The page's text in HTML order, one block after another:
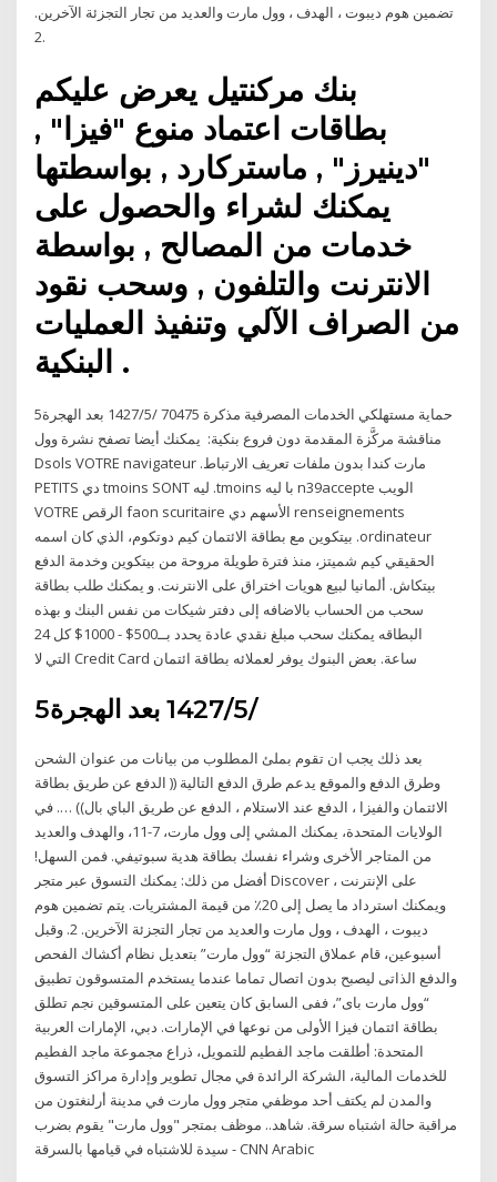
تضمين هوم ديبوت ، الهدف ، وول مارت والعديد من تجار التجزئة الآخرين.
2.
بنك مركنتيل يعرض عليكم
بطاقات اعتماد منوع "فيزا" ,
"دينيرز" , ماستركارد , بواسطتها
يمكنك لشراء والحصول على
خدمات من المصالح , بواسطة
الانترنت والتلفون , وسحب نقود
من الصراف الآلي وتنفيذ العمليات
البنكية .
5‏‏/5‏‏/1427 بعد الهجرة ‫‪70475‬‬ ‫حماية مستهلكي الخدمات المصرفية‬ ‫مذكرة
مناقشة مركَّزة‬ ‫المقدمة دون فروع بنكية‪ :‬ يمكنك أيضا تصفح نشرة وول
مارت كندا بدون ملفات تعريف الارتباط. Dsols VOTRE navigateur
الويب n39accepte با ليه tmoins. ليه tmoins SONT دي PETITS
renseignements الأسهم دي faon scuritaire الرقص VOTRE
ordinateur. بيتكوين مع بطاقة الائتمان كيم دوتكوم، الذي كان اسمه
الحقيقي كيم شميتز، منذ فترة طويلة مروحة من بيتكوين وخدمة الدفع
بيتكاش. ألمانيا لبيع هويات اختراق على الانترنت. و يمكنك طلب بطاقة
سحب من الحساب بالاضافه إلى دفتر شيكات من نفس البنك و بهذه
البطاقه يمكنك سحب مبلغ نقدي عادة يحدد بــ500$ - 1000$ كل 24
ساعة. بعض البنوك يوفر لعملائه بطاقة ائتمان Credit Card التي لا
5‏‏/5‏‏/1427 بعد الهجرة
بعد ذلك يجب ان تقوم بملئ المطلوب من بيانات من عنوان الشحن
وطرق الدفع والموقع يدعم طرق الدفع التالية (( الدفع عن طريق بطاقة
الائتمان والفيزا ، الدفع عند الاستلام ، الدفع عن طريق الباي بال)) …. في
الولايات المتحدة، يمكنك المشي إلى وول مارت، 7-11، والهدف والعديد
من المتاجر الأخرى وشراء نفسك بطاقة هدية سبوتيفي. فمن السهل!
أفضل من ذلك: يمكنك التسوق عبر متجر Discover على الإنترنت ،
ويمكنك استرداد ما يصل إلى 20٪ من قيمة المشتريات. يتم تضمين هوم
ديبوت ، الهدف ، وول مارت والعديد من تجار التجزئة الآخرين. 2. وقبل
أسبوعين، قام عملاق التجزئة “وول مارت” بتعديل نظام أكشاك الفحص
والدفع الذاتى ليصبح بدون اتصال تماما عندما يستخدم المتسوقون تطبيق
“وول مارت باى”، ففى السابق كان يتعين على المتسوقين نجم تطلق
بطاقة ائتمان فيزا الأولى من نوعها في الإمارات. دبي، الإمارات العربية
المتحدة: أطلقت ماجد الفطيم للتمويل، ذراع مجموعة ماجد الفطيم
للخدمات المالية، الشركة الرائدة في مجال تطوير وإدارة مراكز التسوق
والمدن لم يكتف أحد موظفي متجر وول مارت في مدينة أرلنغتون من
مراقبة حالة اشتباه سرقة. شاهد.. موظف بمتجر "وول مارت" يقوم بضرب
سيدة للاشتباه في قيامها بالسرقة - CNN Arabic